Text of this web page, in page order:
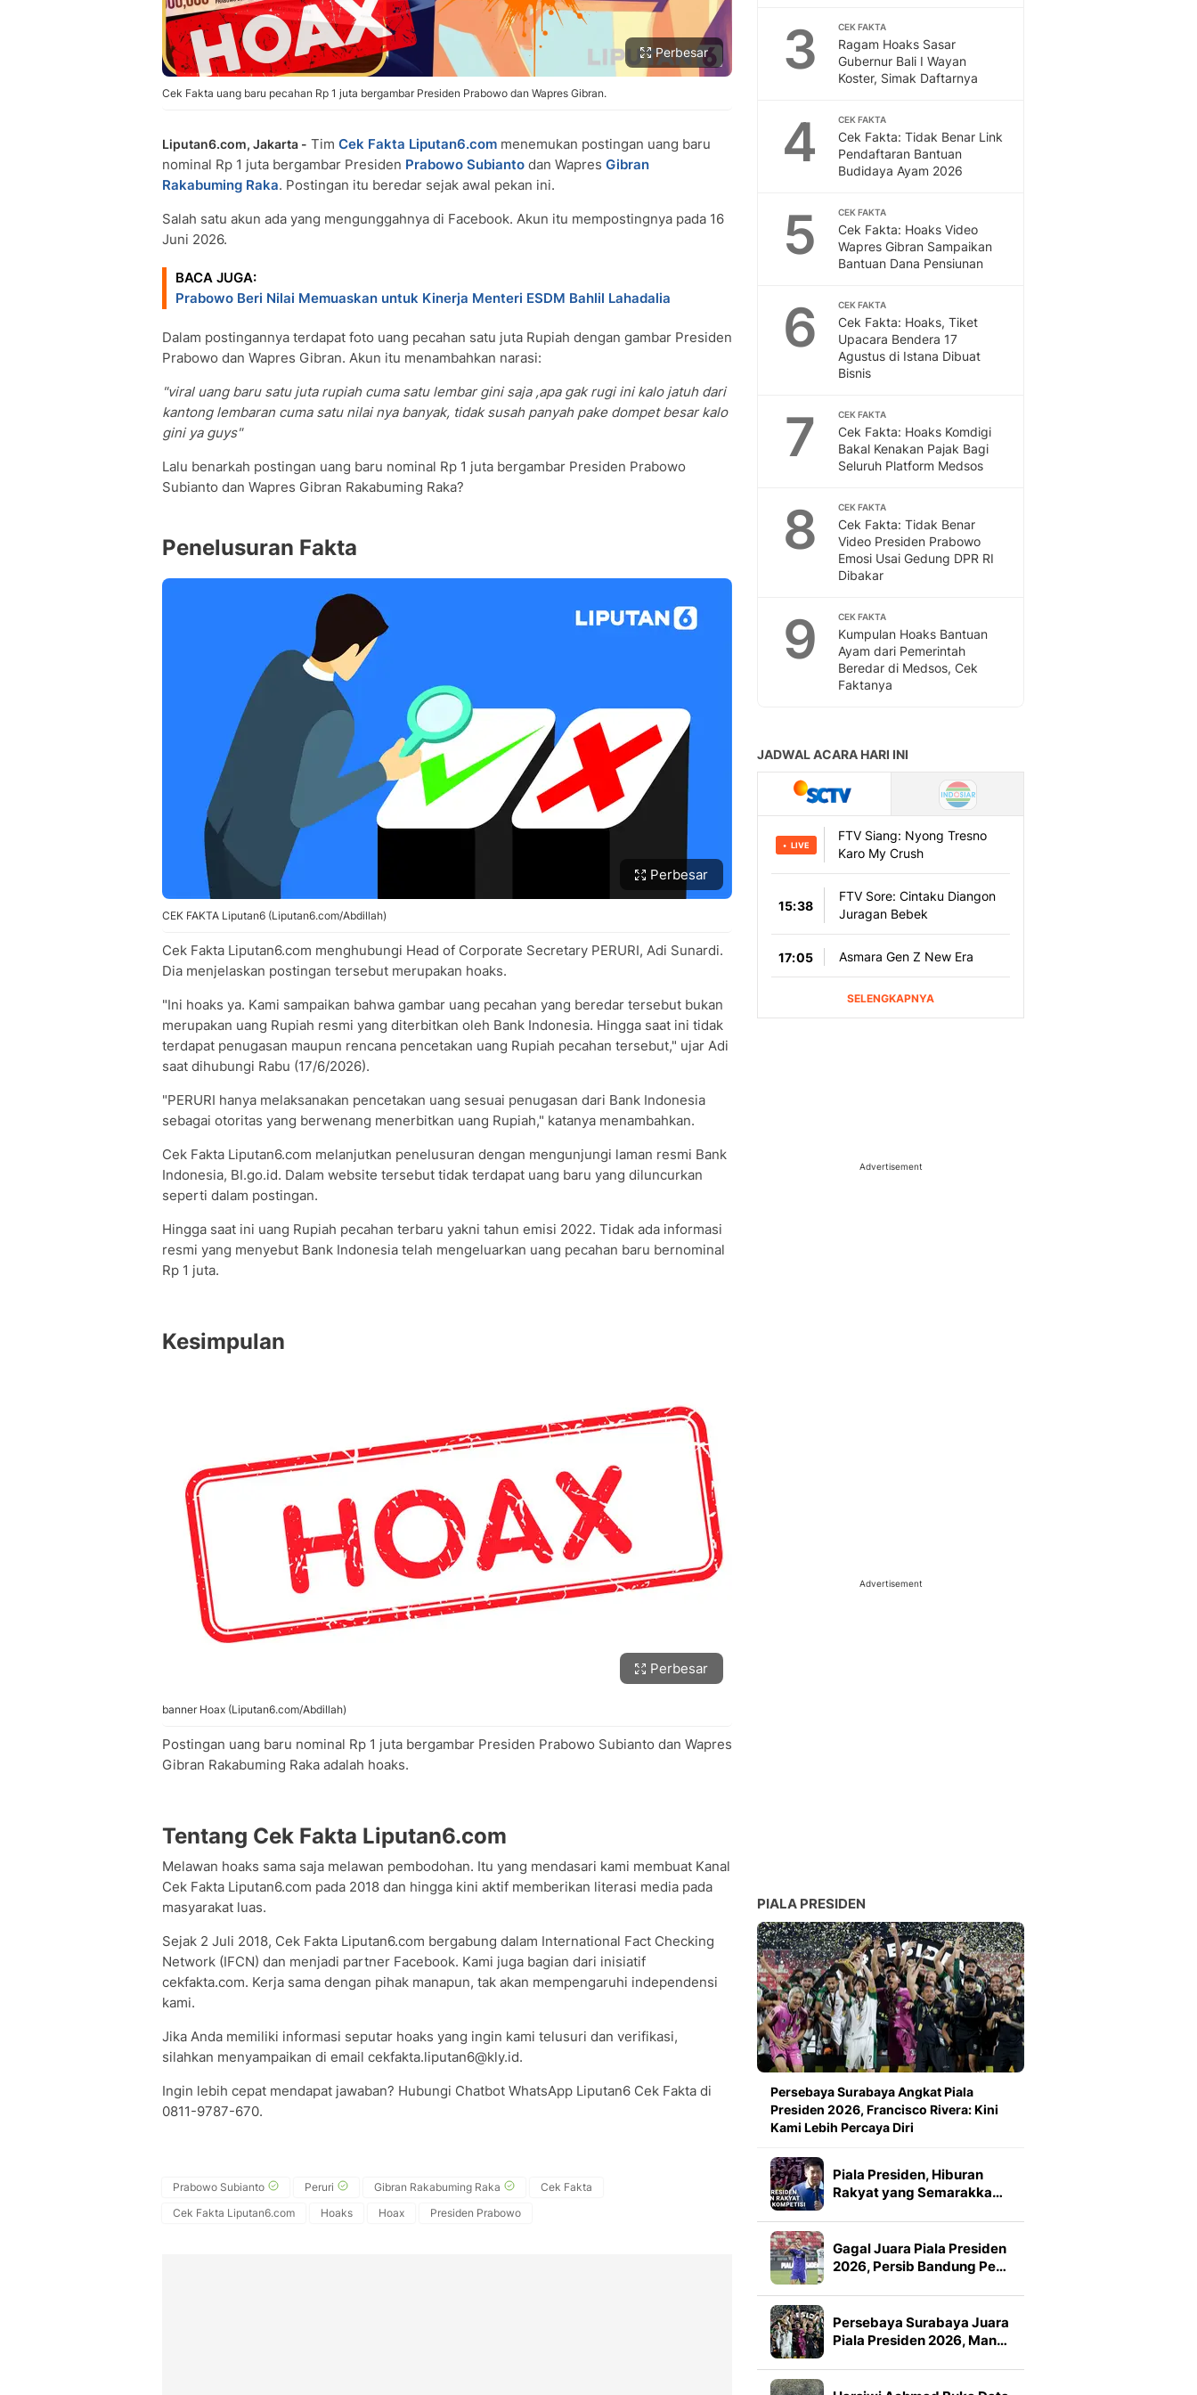
Perbesar
Cek Fakta uang baru pecahan Rp 1 juta bergambar Presiden Prabowo dan Wapres Gibran.
Liputan6.com, Jakarta - Tim Cek Fakta Liputan6.com menemukan postingan uang baru
nominal Rp 1 juta bergambar Presiden Prabowo Subianto dan Wapres Gibran
Rakabuming Raka. Postingan itu beredar sejak awal pekan ini.
Salah satu akun ada yang mengunggahnya di Facebook. Akun itu mempostingnya pada 16
Juni 2026.
BACA JUGA:
Prabowo Beri Nilai Memuaskan untuk Kinerja Menteri ESDM Bahlil Lahadalia
Dalam postingannya terdapat foto uang pecahan satu juta Rupiah dengan gambar Presiden
Prabowo dan Wapres Gibran. Akun itu menambahkan narasi:
"viral uang baru satu juta rupiah cuma satu lembar gini saja ,apa gak rugi ini kalo jatuh dari
kantong lembaran cuma satu nilai nya banyak, tidak susah panyah pake dompet besar kalo
gini ya guys"
Lalu benarkah postingan uang baru nominal Rp 1 juta bergambar Presiden Prabowo
Subianto dan Wapres Gibran Rakabuming Raka?
Penelusuran Fakta
Perbesar
CEK FAKTA Liputan6 (Liputan6.com/Abdillah)
Cek Fakta Liputan6.com menghubungi Head of Corporate Secretary PERURI, Adi Sunardi.
Dia menjelaskan postingan tersebut merupakan hoaks.
"Ini hoaks ya. Kami sampaikan bahwa gambar uang pecahan yang beredar tersebut bukan
merupakan uang Rupiah resmi yang diterbitkan oleh Bank Indonesia. Hingga saat ini tidak
terdapat penugasan maupun rencana pencetakan uang Rupiah pecahan tersebut," ujar Adi
saat dihubungi Rabu (17/6/2026).
"PERURI hanya melaksanakan pencetakan uang sesuai penugasan dari Bank Indonesia
sebagai otoritas yang berwenang menerbitkan uang Rupiah," katanya menambahkan.
Cek Fakta Liputan6.com melanjutkan penelusuran dengan mengunjungi laman resmi Bank
Indonesia, BI.go.id. Dalam website tersebut tidak terdapat uang baru yang diluncurkan
seperti dalam postingan.
Hingga saat ini uang Rupiah pecahan terbaru yakni tahun emisi 2022. Tidak ada informasi
resmi yang menyebut Bank Indonesia telah mengeluarkan uang pecahan baru bernominal
Rp 1 juta.
Kesimpulan
Perbesar
banner Hoax (Liputan6.com/Abdillah)
Postingan uang baru nominal Rp 1 juta bergambar Presiden Prabowo Subianto dan Wapres
Gibran Rakabuming Raka adalah hoaks.
Tentang Cek Fakta Liputan6.com
Melawan hoaks sama saja melawan pembodohan. Itu yang mendasari kami membuat Kanal
Cek Fakta Liputan6.com pada 2018 dan hingga kini aktif memberikan literasi media pada
masyarakat luas.
Sejak 2 Juli 2018, Cek Fakta Liputan6.com bergabung dalam International Fact Checking
Network (IFCN) dan menjadi partner Facebook. Kami juga bagian dari inisiatif
cekfakta.com. Kerja sama dengan pihak manapun, tak akan mempengaruhi independensi
kami.
Jika Anda memiliki informasi seputar hoaks yang ingin kami telusuri dan verifikasi,
silahkan menyampaikan di email cekfakta.liputan6@kly.id.
Ingin lebih cepat mendapat jawaban? Hubungi Chatbot WhatsApp Liputan6 Cek Fakta di
0811-9787-670.
Prabowo Subianto Peruri Gibran Rakabuming Raka
Cek Fakta
Cek Fakta Liputan6.com
Hoaks Hoax Presiden Prabowo
3 CEK FAKTA
Ragam Hoaks Sasar
Gubernur Bali I Wayan
Koster, Simak Daftarnya
4 CEK FAKTA
Cek Fakta: Tidak Benar Link
Pendaftaran Bantuan
Budidaya Ayam 2026
5 CEK FAKTA
Cek Fakta: Hoaks Video
Wapres Gibran Sampaikan
Bantuan Dana Pensiunan
6 CEK FAKTA
Cek Fakta: Hoaks, Tiket
Upacara Bendera 17
Agustus di Istana Dibuat
Bisnis
7 CEK FAKTA
Cek Fakta: Hoaks Komdigi
Bakal Kenakan Pajak Bagi
Seluruh Platform Medsos
8 CEK FAKTA
Cek Fakta: Tidak Benar
Video Presiden Prabowo
Emosi Usai Gedung DPR RI
Dibakar
9 CEK FAKTA
Kumpulan Hoaks Bantuan
Ayam dari Pemerintah
Beredar di Medsos, Cek
Faktanya
Advertisement
Advertisement
PIALA PRESIDEN
Persebaya Surabaya Angkat Piala
Presiden 2026, Francisco Rivera: Kini
Kami Lebih Percaya Diri
Piala Presiden, Hiburan
Rakyat yang Semarakka…
Gagal Juara Piala Presiden
2026, Persib Bandung Pe…
Persebaya Surabaya Juara
Piala Presiden 2026, Man…